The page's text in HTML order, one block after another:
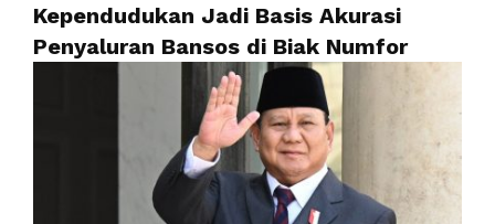
Kependudukan Jadi Basis Akurasi
Penyaluran Bansos di Biak Numfor